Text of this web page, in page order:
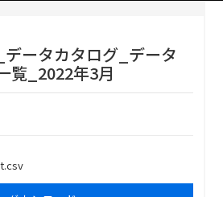
ータカタログ_データ
覧_2022年3月